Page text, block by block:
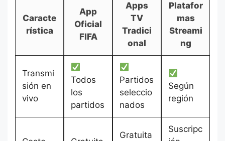
Caracte
rística
App
Oficial
FIFA
Apps
TV
Tradici
onal
Platafor
mas
Streami
ng
Transmi
sión en
vivo
Todos
los
partidos
Partidos
seleccio
nados
Según
región
Gratuita
Suscripc